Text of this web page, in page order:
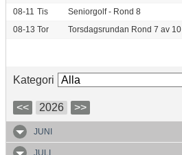
08-11 Tis
Seniorgolf - Rond 8
08-13 Tor Torsdagsrundan Rond 7 av 10
Kategori
<< 2026 >>
JUNI